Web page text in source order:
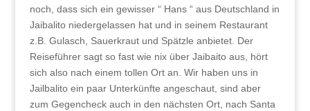
noch, dass sich ein gewisser “ Hans “ aus Deutschland in
Jaibalito niedergelassen hat und in seinem Restaurant
z.B. Gulasch, Sauerkraut und Spätzle anbietet. Der
Reiseführer sagt so fast wie nix über Jaibaito aus, hört
sich also nach einem tollen Ort an. Wir haben uns in
Jailbalito ein paar Unterkünfte angeschaut, sind aber
zum Gegencheck auch in den nächsten Ort, nach Santa